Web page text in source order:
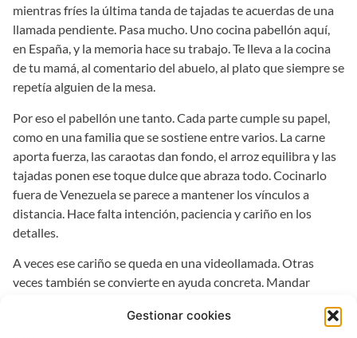
Gestionar cookies
mientras fríes la última tanda de tajadas te acuerdas de una
llamada pendiente. Pasa mucho. Uno cocina pabellón aquí,
en España, y la memoria hace su trabajo. Te lleva a la cocina
de tu mamá, al comentario del abuelo, al plato que siempre se
repetía alguien de la mesa.
Por eso el pabellón une tanto. Cada parte cumple su papel,
como en una familia que se sostiene entre varios. La carne
aporta fuerza, las caraotas dan fondo, el arroz equilibra y las
tajadas ponen ese toque dulce que abraza todo. Cocinarlo
fuera de Venezuela se parece a mantener los vínculos a
distancia. Hace falta intención, paciencia y cariño en los
detalles.
A veces ese cariño se queda en una videollamada. Otras
veces también se convierte en ayuda concreta. Mandar
Todo eso también dice “estoy contigo”, aunque no puedas